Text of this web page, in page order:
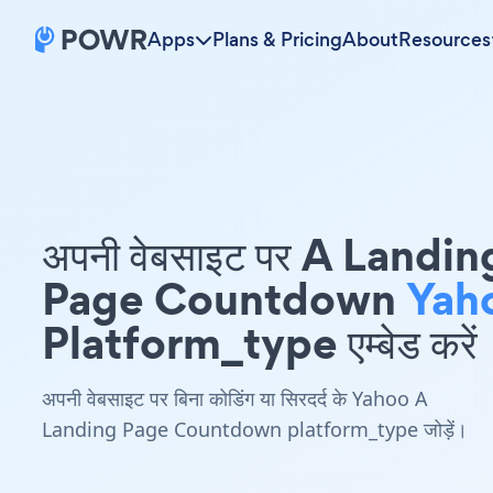
Apps Plans & PricingAboutResources
अपनी वेबसाइट पर A
Page Countdown
Platform_type एम्बेड करें
अपनी वेबसाइट पर बिना कोडिंग या सिरदर्द के Yahoo A
Landing Page Countdown platform_type जोड़ें।